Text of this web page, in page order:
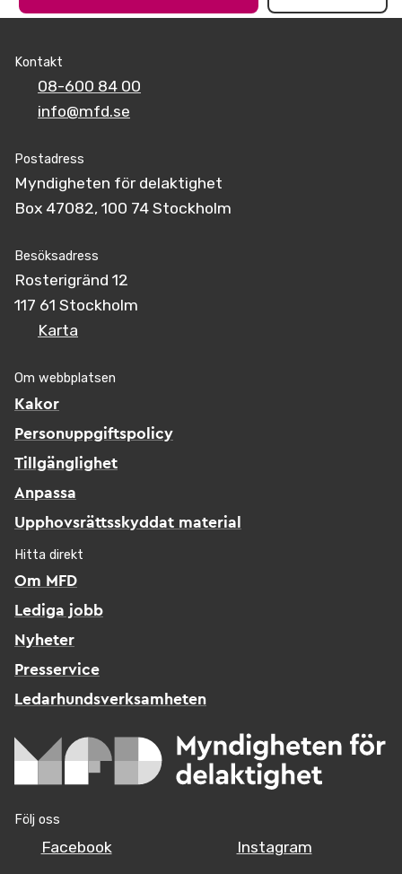
Kontakt
08-600 84 00
info@mfd.se
Postadress
Myndigheten för delaktighet
Box 47082, 100 74 Stockholm
Besöksadress
Rosterigränd 12
117 61 Stockholm
Karta
Om webbplatsen
Kakor
Personuppgiftspolicy
Tillgänglighet
Anpassa
Upphovsrättsskyddat material
Hitta direkt
Om MFD
Lediga jobb
Nyheter
Presservice
Ledarhundsverksamheten
Följ oss
Facebook
Instagram